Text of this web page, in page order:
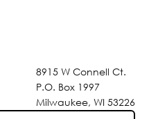
8915 W Connell Ct.
P.O. Box 1997
Milwaukee, WI 53226